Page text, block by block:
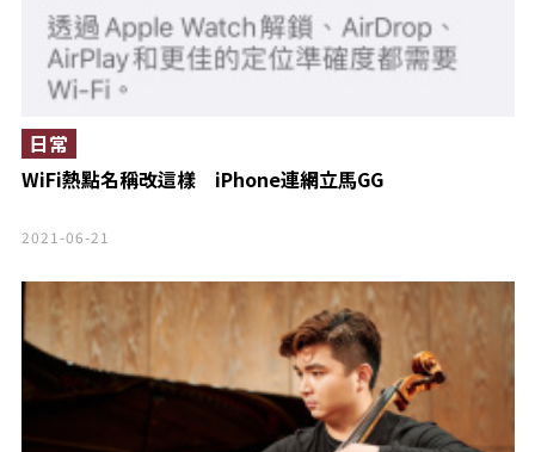
WiFi熱點名稱改這樣 iPhone連網立馬GG
日常
2021-06-21